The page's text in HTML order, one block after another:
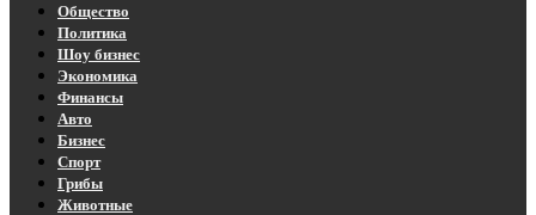
Общество
Политика
Шоу бизнес
Экономика
Финансы
Авто
Бизнес
Спорт
Грибы
Животные